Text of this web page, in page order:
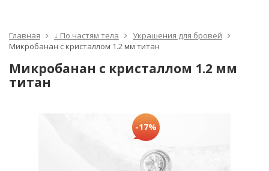
Главная ↓ По частям тела
Украшения для бровей
Микробанан с кристаллом 1.2 мм титан
Микробанан с кристаллом 1.2 мм
титан
-17%